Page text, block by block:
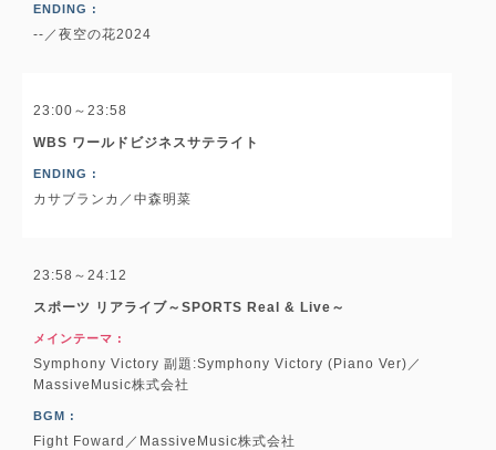
ENDING :
--／夜空の花2024
23:00～23:58
WBS ワールドビジネスサテライト
ENDING :
カサブランカ／中森明菜
23:58～24:12
スポーツ リアライブ～SPORTS Real & Live～
メインテーマ :
Symphony Victory 副題:Symphony Victory (Piano Ver)／
MassiveMusic株式会社
BGM :
Fight Foward／MassiveMusic株式会社